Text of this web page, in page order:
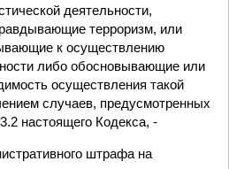
деятельности,
терроризм, или
к осуществлению
либо обосновывающие или
осуществления такой
случаев, предусмотренных
настоящего Кодекса, -
штрафа на